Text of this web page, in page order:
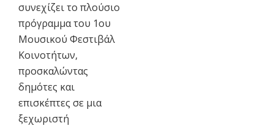
συνεχίζει το πλούσιο
πρόγραμμα του 1ου
Μουσικού Φεστιβάλ
Κοινοτήτων,
προσκαλώντας
δημότες και
επισκέπτες σε μια
ξεχωριστή